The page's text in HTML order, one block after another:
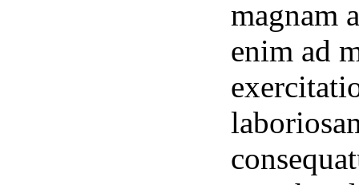
magnam
enim ad